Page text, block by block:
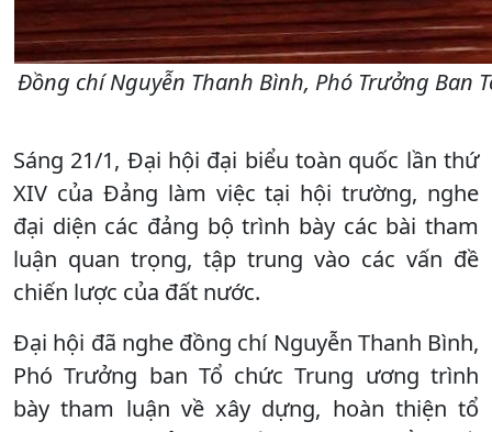
Đồng chí Nguyễn Thanh Bình, Phó Trưởng Ban
Sáng 21/1, Đại hội đại biểu toàn quốc lần thứ
XIV của Đảng làm việc tại hội trường, nghe
đại diện các đảng bộ trình bày các bài tham
luận quan trọng, tập trung vào các vấn đề
chiến lược của đất nước.
Đại hội đã nghe đồng chí Nguyễn Thanh Bình,
Phó Trưởng ban Tổ chức Trung ương trình
bày tham luận về xây dựng, hoàn thiện tổ